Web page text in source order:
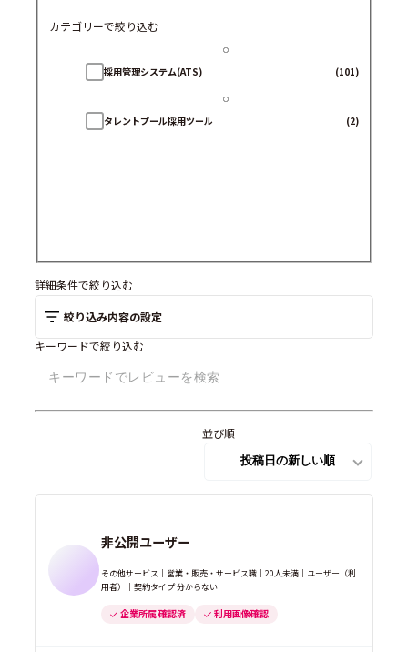
カテゴリーで絞り込む
採用管理システム(ATS) (101)
タレントプール採用ツール (2)
詳細条件で絞り込む
絞り込み内容の設定
キーワードで絞り込む
並び順
非公開ユーザー
その他サービス｜営業・販売・サービス職｜20人未満｜ユーザー（利
用者）｜契約タイプ 分からない
企業所属 確認済 利用画像確認